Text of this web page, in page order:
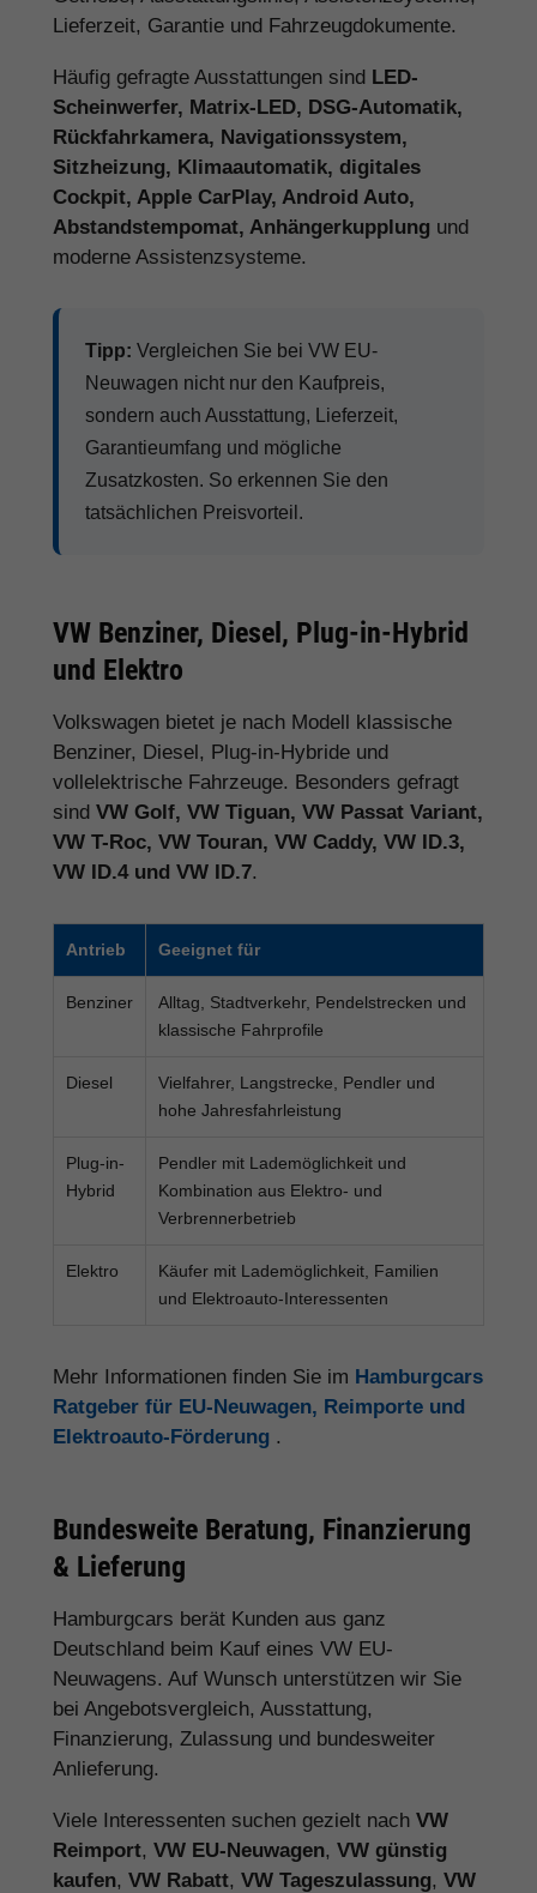
Lieferzeit, Garantie und Fahrzeugdokumente.
Häufig gefragte Ausstattungen sind LED-
Scheinwerfer, Matrix-LED, DSG-Automatik,
Rückfahrkamera, Navigationssystem,
Sitzheizung, Klimaautomatik, digitales
Cockpit, Apple CarPlay, Android Auto,
Abstandstempomat, Anhängerkupplung und
moderne Assistenzsysteme.
Tipp: Vergleichen Sie bei VW EU-
Neuwagen nicht nur den Kaufpreis,
sondern auch Ausstattung, Lieferzeit,
Garantieumfang und mögliche
Zusatzkosten. So erkennen Sie den
tatsächlichen Preisvorteil.
VW Benziner, Diesel, Plug-in-Hybrid
und Elektro
Volkswagen bietet je nach Modell klassische
Benziner, Diesel, Plug-in-Hybride und
vollelektrische Fahrzeuge. Besonders gefragt
sind VW Golf, VW Tiguan, VW Passat Variant,
VW T-Roc, VW Touran, VW Caddy, VW ID.3,
VW ID.4 und VW ID.7.
Antrieb Geeignet für
Benziner
Alltag, Stadtverkehr, Pendelstrecken und
klassische Fahrprofile
Diesel
Vielfahrer, Langstrecke, Pendler und
hohe Jahresfahrleistung
Plug-in-
Hybrid
Pendler mit Lademöglichkeit und
Kombination aus Elektro- und
Verbrennerbetrieb
Elektro
Käufer mit Lademöglichkeit, Familien
und Elektroauto-Interessenten
Mehr Informationen finden Sie im Hamburgcars
Ratgeber für EU-Neuwagen, Reimporte und
Elektroauto-Förderung .
Bundesweite Beratung, Finanzierung
& Lieferung
Hamburgcars berät Kunden aus ganz
Deutschland beim Kauf eines VW EU-
Neuwagens. Auf Wunsch unterstützen wir Sie
bei Angebotsvergleich, Ausstattung,
Finanzierung, Zulassung und bundesweiter
Anlieferung.
Viele Interessenten suchen gezielt nach VW
Reimport, VW EU-Neuwagen, VW günstig
kaufen, VW Rabatt, VW Tageszulassung, VW